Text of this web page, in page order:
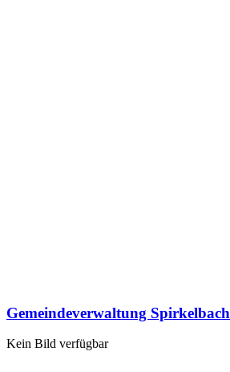
Gemeindeverwaltung Spirkelbach
Kein Bild verfügbar